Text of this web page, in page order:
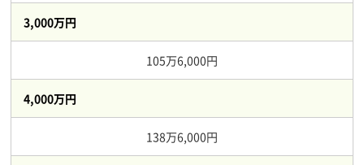
3,000万円
105万6,000円
4,000万円
138万6,000円